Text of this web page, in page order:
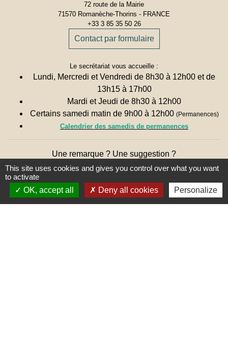
72 route de la Mairie
71570 Romanèche-Thorins - FRANCE
+33 3 85 35 50 26
Contact par formulaire
Le secrétariat vous accueille :
Lundi, Mercredi et Vendredi de 8h30 à 12h00 et de
13h15 à 17h00
Mardi et Jeudi de 8h30 à 12h00
Certains samedi matin de 9h00 à 12h00 (Permanences)
Calendrier des samedis de permanences
Une remarque ? Une suggestion ?
N'hésitez pas à nous écrire 🖋
This site uses cookies and gives you control over what you want
to activate
OK, accept all
Deny all cookies Personalize